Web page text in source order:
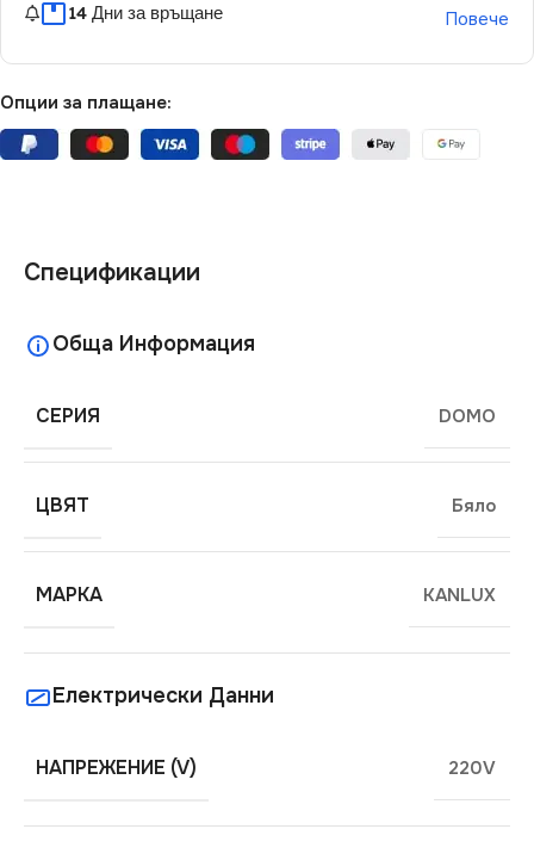
14 Дни за връщане Повече
Опции за плащане:
Спецификации
Обща Информация
СЕРИЯ DOMO
ЦВЯТ Бяло
МАРКА KANLUX
Електрически Данни
НАПРЕЖЕНИЕ (V) 220V